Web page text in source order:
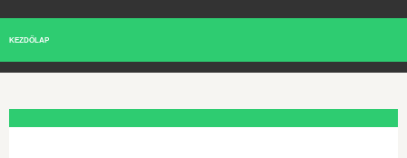
KEZDŐLAP